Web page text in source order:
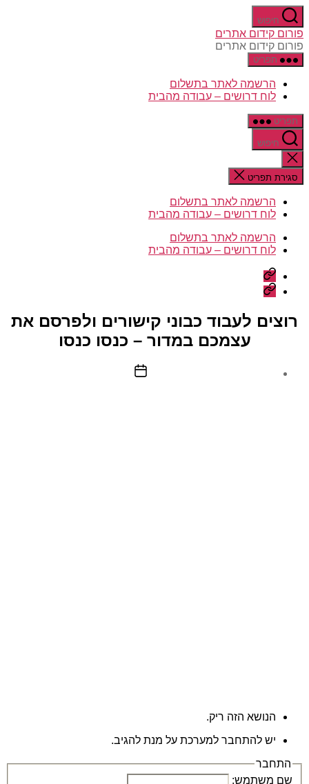
דלג
לתוכן חיפוש
פורום קידום אתרים
פורום קידום אתרים
תפריט
הרשמה לאתר בתשלום
לוח דרושים – עבודה מהבית
תפריט
חיפוש
סגירת
החיפוש
סגירת תפריט
הרשמה לאתר בתשלום
לוח דרושים – עבודה מהבית
הרשמה לאתר בתשלום
לוח דרושים – עבודה מהבית
הרשמה
לאתר
בתשלום
לוח
דרושים
עבודה
מהבית
רוצים לעבוד כבוני קישורים ולפרסם את
עצמכם במדור – כנסו כנסו
תאריך
הנושא הזה ריק.
יש להתחבר למערכת על מנת להגיב.
התחבר
שם משתמש: